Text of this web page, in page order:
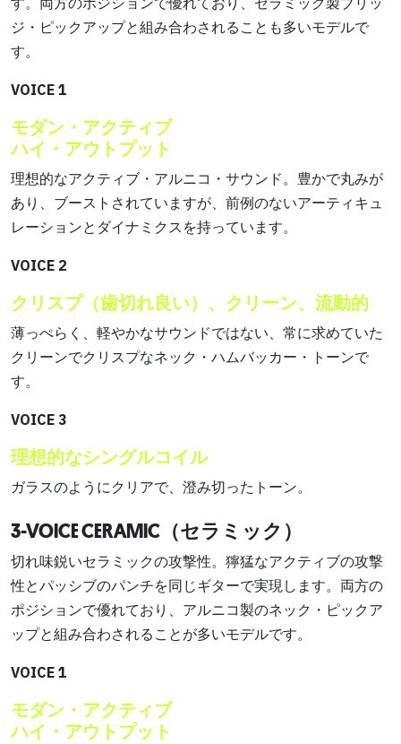
ジ・ピックアップと組み合わされることも多いモデルで
す。
VOICE 1
モダン・アクティブ
ハイ・アウトプット
理想的なアクティブ・アルニコ・サウンド。豊かで丸みが
あり、ブーストされていますが、前例のないアーティキュ
レーションとダイナミクスを持っています。
VOICE 2
クリスプ（歯切れ良い）、クリーン、流動的
薄っぺらく、軽やかなサウンドではない、常に求めていた
クリーンでクリスプなネック・ハムバッカー・トーンで
す。
VOICE 3
理想的なシングルコイル
ガラスのようにクリアで、澄み切ったトーン。
3-VOICE CERAMIC（セラミック）
切れ味鋭いセラミックの攻撃性。獰猛なアクティブの攻撃
性とパッシブのパンチを同じギターで実現します。両方の
ポジションで優れており、アルニコ製のネック・ピックア
ップと組み合わされることが多いモデルです。
VOICE 1
モダン・アクティブ
ハイ・アウトプット